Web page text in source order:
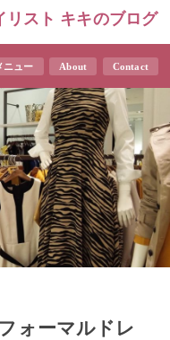
スト キキのブログ
ニュー About Contact
ォーマルドレ